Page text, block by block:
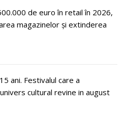
de euro în retail în 2026,
magazinelor și extinderea
ani. Festivalul care a
cultural revine in august